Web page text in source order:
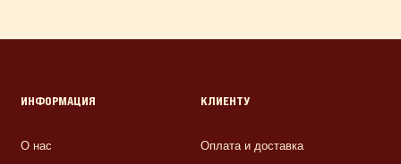
ИНФОРМАЦИЯ
О нас
КЛИЕНТУ
Оплата и доставка